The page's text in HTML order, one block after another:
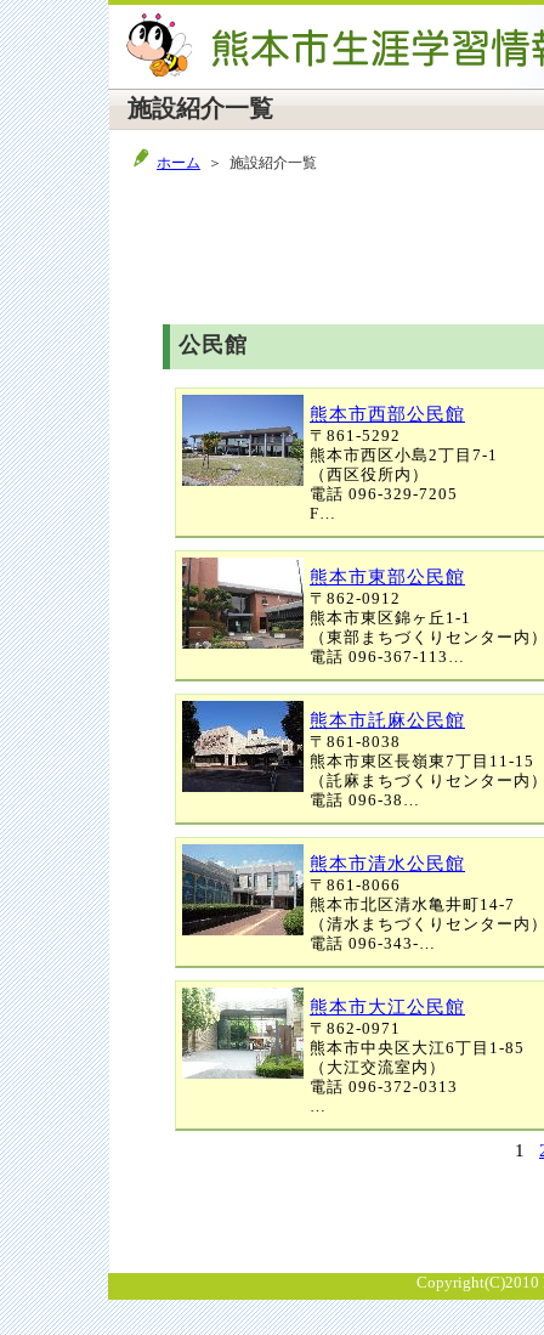
施設紹介一覧
ホーム ＞ 施設紹介一覧
公民館
熊本市西部公民館
〒861-5292
熊本市西区小島2丁目7-1
（西区役所内）
電話 096-329-7205
F…
熊本市東部公民館
〒862-0912
熊本市東区錦ヶ丘1-1
（東部まちづくりセンター内
電話 096-367-113…
熊本市託麻公民館
〒861-8038
熊本市東区長嶺東7丁目11-15
（託麻まちづくりセンター内
電話 096-38…
熊本市清水公民館
〒861-8066
熊本市北区清水亀井町14-7
（清水まちづくりセンター内
電話 096-343-…
熊本市大江公民館
〒862-0971
熊本市中央区大江6丁目1-85
（大江交流室内）
電話 096-372-0313
…
1
Copyright(C)2010